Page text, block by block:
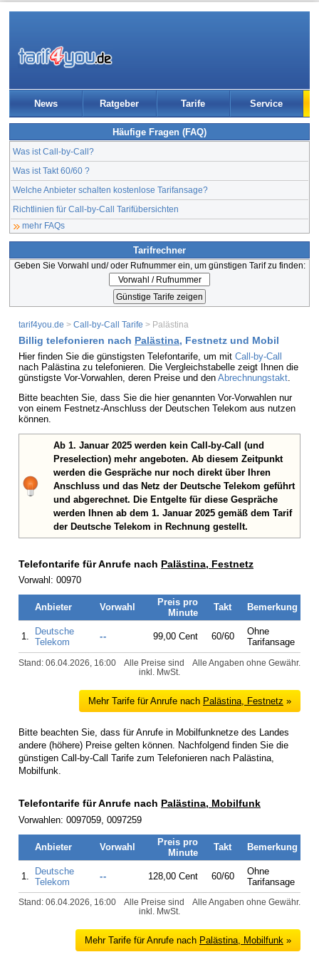
News Ratgeber Tarife Service
Häufige Fragen (FAQ)
Was ist Call-by-Call?
Was ist Takt 60/60 ?
Welche Anbieter schalten kostenlose Tarifansage?
Richtlinien für Call-by-Call Tarifübersichten
mehr FAQs
Tarifrechner
Geben Sie Vorwahl und/ oder Rufnummer ein, um günstigen Tarif zu finden:
tarif4you.de > Call-by-Call Tarife > Palästina
Billig telefonieren nach Palästina, Festnetz und Mobil
Hier finden Sie die günstigsten Telefontarife, um mit Call-by-Call
nach Palästina zu telefonieren. Die Vergleichstabelle zeigt Ihnen die
günstigste Vor-Vorwahlen, deren Preise und den Abrechnungstakt
Bitte beachten Sie, dass Sie die hier genannten Vor-Vorwahlen nur
von einem Festnetz-Anschluss der Deutschen Telekom aus nutzen
können.
Ab 1. Januar 2025 werden kein Call-by-Call (und
Preselection) mehr angeboten. Ab diesem Zeitpunkt
werden die Gespräche nur noch direkt über Ihren
Anschluss und das Netz der Deutsche Telekom geführt
und abgerechnet. Die Entgelte für diese Gespräche
werden Ihnen ab dem 1. Januar 2025 gemäß dem Tarif
der Deutsche Telekom in Rechnung gestellt.
Telefontarife für Anrufe nach Palästina, Festnetz
Vorwahl: 00970
Anbieter Vorwahl
Preis pro
Minute
Takt Bemerkung
1.
Deutsche
Telekom
-- 99,00 Cent 60/60
Ohne
Tarifansage
Stand: 06.04.2026, 16:00 Alle Angaben ohne Gewähr.
Alle Preise sind
inkl. MwSt.
Mehr Tarife für Anrufe nach Palästina, Festnetz »
Bitte beachten Sie, dass für Anrufe in Mobilfunknetze des Landes
andere (höhere) Preise gelten können. Nachfolgend finden Sie die
günstigen Call-by-Call Tarife zum Telefonieren nach Palästina,
Mobilfunk.
Telefontarife für Anrufe nach Palästina, Mobilfunk
Vorwahlen: 0097059, 0097259
Anbieter Vorwahl
Preis pro
Minute
Takt Bemerkung
1.
Deutsche
Telekom
-- 128,00 Cent 60/60
Ohne
Tarifansage
Stand: 06.04.2026, 16:00 Alle Angaben ohne Gewähr.
Alle Preise sind
inkl. MwSt.
Mehr Tarife für Anrufe nach Palästina, Mobilfunk »